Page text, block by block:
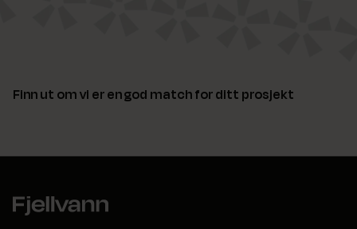
Finn ut om vi er en god match for ditt prosjekt